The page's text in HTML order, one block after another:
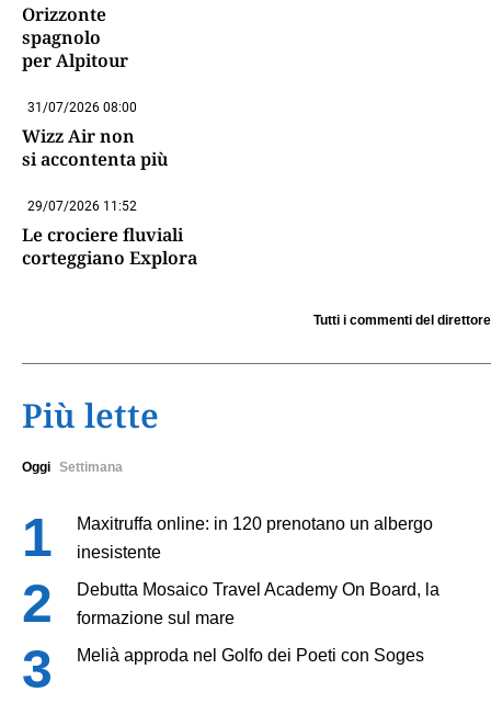
Orizzonte
spagnolo
per Alpitour
31/07/2026 08:00
Wizz Air non
si accontenta più
29/07/2026 11:52
Le crociere fluviali
corteggiano Explora
Tutti i commenti del direttore
Più lette
Oggi Settimana
Maxitruffa online: in 120 prenotano un albergo
inesistente
Debutta Mosaico Travel Academy On Board, la
formazione sul mare
Melià approda nel Golfo dei Poeti con Soges